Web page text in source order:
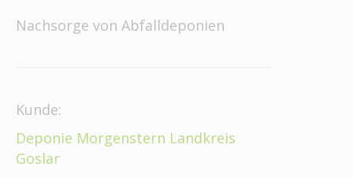
Nachsorge von Abfalldeponien
Kunde:
Deponie Morgenstern Landkreis
Goslar